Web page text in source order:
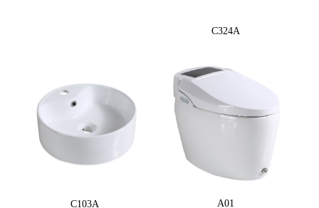
C324A
C103A A01